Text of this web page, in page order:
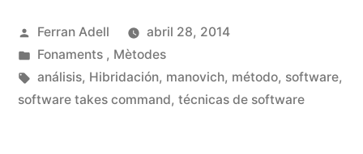
o
com
entendre
Publicat
per
Ferran Adell
abril 28, 2014
Publicat
en
Fonaments , Mètodes
Etiquetes:
análisis, Hibridación, manovich, método, software,
software takes command, técnicas de software